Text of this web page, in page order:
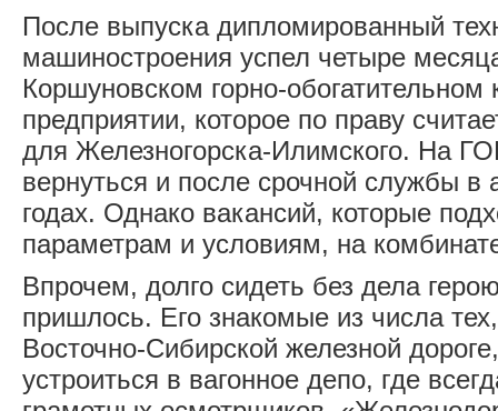
После выпуска дипломированный
машиностроения успел четыре
Коршуновском горно-обогатительном
предприятии, которое по праву
для Железногорска-Илимского. На
вернуться и после срочной службы в
годах. Однако вакансий, которые
параметрам и условиям, на
Впрочем, долго сидеть без дела
пришлось. Его знакомые из числа
Восточно-Сибирской железной
устроиться в вагонное депо, где